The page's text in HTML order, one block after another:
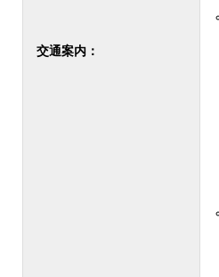
交通案内：